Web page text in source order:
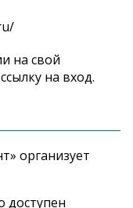
на свой
на вход.
организует
доступен